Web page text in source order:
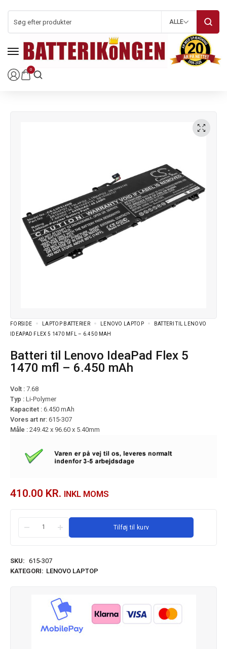
0
ALLE
FORSIDE LAPTOP BATTERIER LENOVO LAPTOP
BATTERI TIL LENOVO
IDEAPAD FLEX 5 1470 MFL – 6.450 MAH
Batteri til Lenovo IdeaPad Flex 5
1470 mfl – 6.450 mAh
Volt : 7.68
Typ : Li-Polymer
Kapacitet : 6.450 mAh
Vores art nr: 615-307
Måle : 249.42 x 96.60 x 5.40mm
410.00 KR. INKL MOMS
Tilføj til kurv
SKU: 615-307
KATEGORI: LENOVO LAPTOP